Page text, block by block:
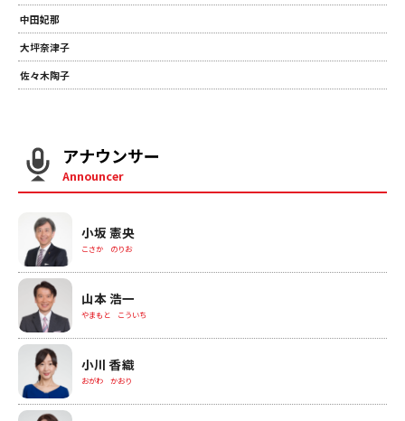
中田妃那
大坪奈津子
佐々木陶子
アナウンサー
Announcer
小坂 憲央
こさか のりお
山本 浩一
やまもと こういち
小川 香織
おがわ かおり